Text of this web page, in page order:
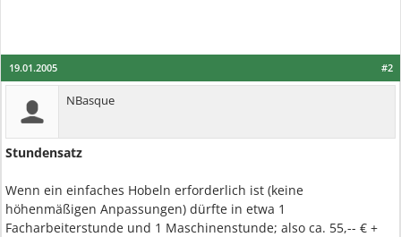
#2
19.01.2005
NBasque
Stundensatz
Wenn ein einfaches Hobeln erforderlich ist (keine
höhenmäßigen Anpassungen) dürfte in etwa 1
Facharbeiterstunde und 1 Maschinenstunde; also ca. 55,-- € +